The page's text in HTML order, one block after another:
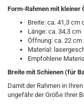
Form-Rahmen mit kleiner
Breite: ca. 41,3 cm
Länge: ca. 34,3 cm
Öffnung: ca. 22 cm
Material:
Empfohlene
Breite mit Schienen (für
Damit der Rahmen in
ungefähr der Größe Ihrer